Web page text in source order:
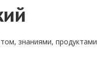
знаниями, продуктами